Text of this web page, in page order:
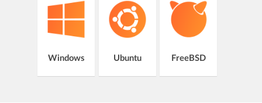
Windows Ubuntu FreeBSD